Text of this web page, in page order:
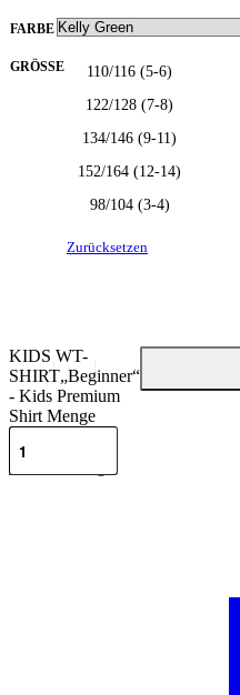
FARBE
GRÖSSE
110/116 (5-6)
122/128 (7-8)
134/146 (9-11)
152/164 (12-14)
98/104 (3-4)
Zurücksetzen
KIDS WT-
SHIRT„Beginner“
- Kids Premium
Shirt Menge